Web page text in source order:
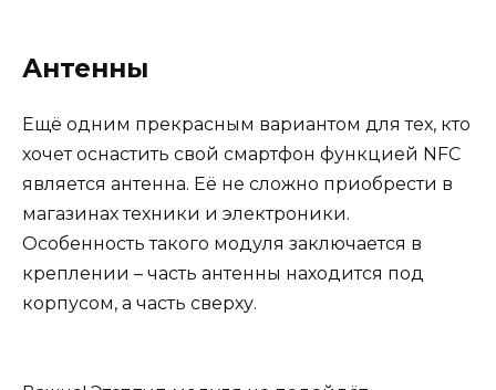
Антенны
Ещё одним прекрасным вариантом для тех, кто
хочет оснастить свой смартфон функцией NFC
является антенна. Её не сложно приобрести в
магазинах техники и электроники.
Особенность такого модуля заключается в
креплении – часть антенны находится под
корпусом, а часть сверху.